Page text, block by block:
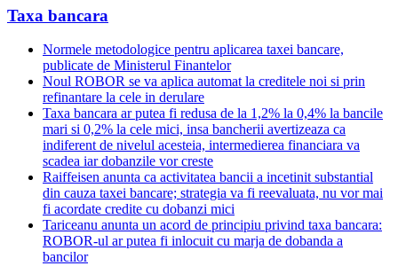
Taxa bancara
Normele metodologice pentru aplicarea taxei bancare,
publicate de Ministerul Finantelor
Noul ROBOR se va aplica automat la creditele noi si prin
refinantare la cele in derulare
Taxa bancara ar putea fi redusa de la 1,2% la 0,4% la bancile
mari si 0,2% la cele mici, insa bancherii avertizeaza ca
indiferent de nivelul acesteia, intermedierea financiara va
scadea iar dobanzile vor creste
Raiffeisen anunta ca activitatea bancii a incetinit substantial
din cauza taxei bancare; strategia va fi reevaluata, nu vor mai
fi acordate credite cu dobanzi mici
Tariceanu anunta un acord de principiu privind taxa bancara:
ROBOR-ul ar putea fi inlocuit cu marja de dobanda a
bancilor